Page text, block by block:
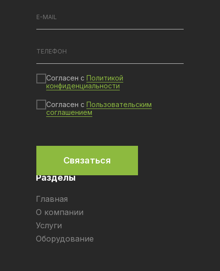
Разделы
Главная
О компании
Услуги
Оборудование
Согласен с Политикой
конфиденциальности
Согласен с Пользовательским
соглашением
Связаться